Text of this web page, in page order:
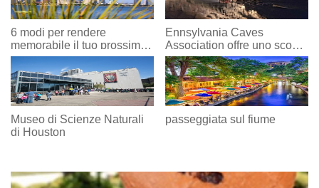
6 modi per rendere
memorabile il tuo prossimo
viaggio a San Diego
Ennsylvania Caves
Association offre uno sconto
speciale per studenti nel
2020
Museo di Scienze Naturali
di Houston
passeggiata sul fiume